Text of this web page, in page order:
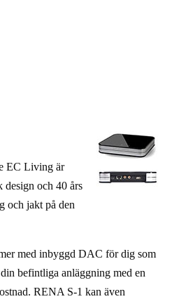
EC Living är
design och 40 års
och jakt på den
med inbyggd DAC för dig som
befintliga anläggning med en
RENA S-1 kan även